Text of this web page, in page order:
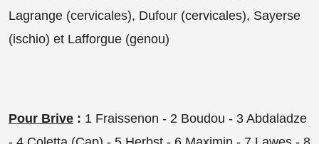
Lagrange (cervicales), Dufour (cervicales), Sayerse
(ischio) et Lafforgue (genou)
Pour Brive : 1 Fraissenon - 2 Boudou - 3 Abdaladze